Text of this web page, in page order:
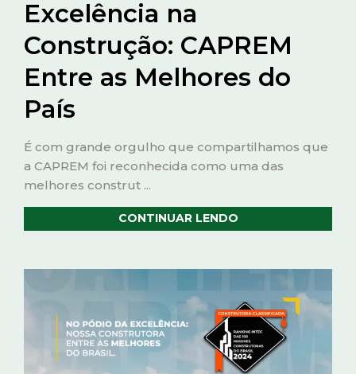
Excelência na
Construção: CAPREM
Entre as Melhores do
País
É com grande orgulho que compartilhamos que
a CAPREM foi reconhecida como uma das
melhores construt ...
CONTINUAR LENDO